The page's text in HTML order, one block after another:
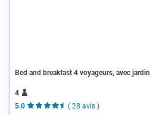
Bed and breakfast 4 voyageurs, avec jardin
4
5.0
( 28 avis )